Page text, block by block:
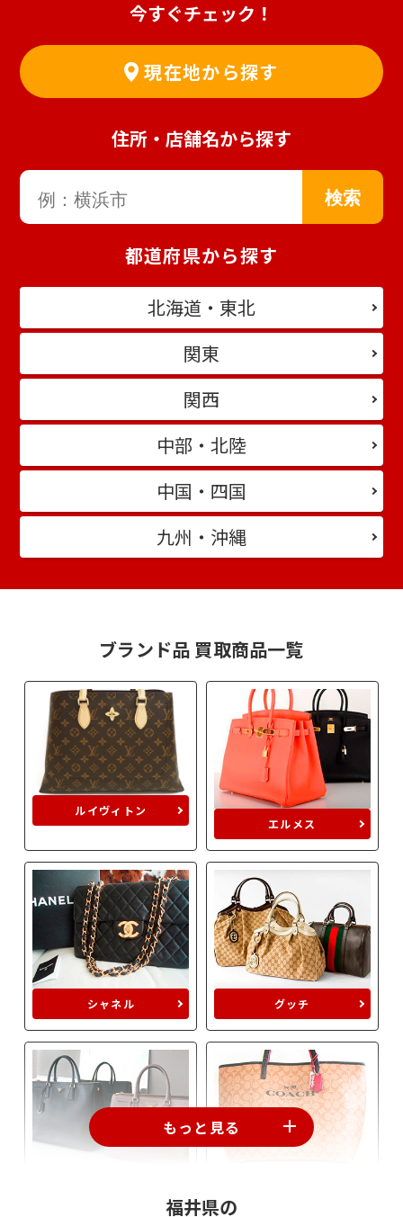
今すぐチェック！
現在地から探す
住所・店舗名から探す
都道府県から探す
北海道・東北
関東
関西
中部・北陸
中国・四国
九州・沖縄
ブランド品 買取商品一覧
ルイヴィトン
エルメス
シャネル グッチ
もっと見る
福井県の